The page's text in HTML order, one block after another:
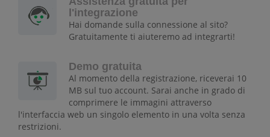
l'integrazione
Hai domande sulla connessione al sito?
Gratuitamente ti aiuteremo ad integrarti!
Demo gratuita
Al momento della registrazione, riceverai 10
MB sul tuo account. Sarai anche in grado di
comprimere le immagini attraverso
l'interfaccia web un singolo elemento in una volta senza
restrizioni.